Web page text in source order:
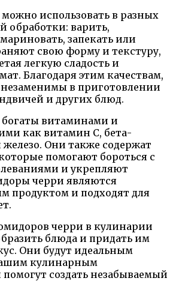
использовать в разных
обработки: варить,
запекать или
свою форму и текстуру,
легкую сладость и
Благодаря этим качествам,
в приготовлении
и других блюд.
витаминами и
как витамин С, бета-
Они также содержат
помогают бороться с
и укрепляют
черри являются
продуктом и подходят для
черри в кулинарии
блюда и придать им
Они будут идеальным
кулинарным
создать незабываемый